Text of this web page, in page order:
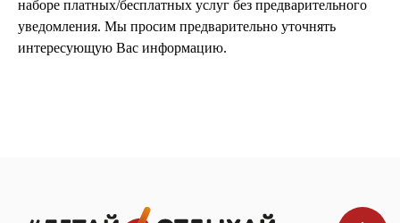
наборе платных/бесплатных услуг без предварительного
уведомления. Мы просим предварительно уточнять
интересующую Вас информацию.